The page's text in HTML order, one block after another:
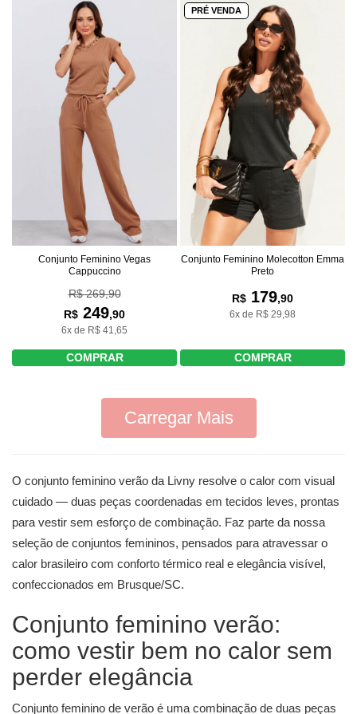
Conjunto Feminino Vegas
Cappuccino
R$ 269,90
R$ 249,90
6x de R$ 41,65
COMPRAR
PRÉ VENDA
Conjunto Feminino Molecotton Emma
Preto
R$ 179,90
6x de R$ 29,98
COMPRAR
Carregar Mais
O conjunto feminino verão da Livny resolve o calor com visual
cuidado — duas peças coordenadas em tecidos leves, prontas
para vestir sem esforço de combinação. Faz parte da nossa
seleção de conjuntos femininos, pensados para atravessar o
calor brasileiro com conforto térmico real e elegância visível,
confeccionados em Brusque/SC.
Conjunto feminino verão:
como vestir bem no calor sem
perder elegância
Conjunto feminino de verão é uma combinação de duas peças